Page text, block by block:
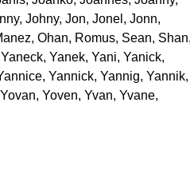
, Johny, Jon, Jonel , Jonn,
, Ohan, Romus, Sean, Shan
Yaneck, Yanek, Yani, Yanick,
, Yannick, Yannig, Yannik,
Yovan, Yoven, Yvan, Yvane,